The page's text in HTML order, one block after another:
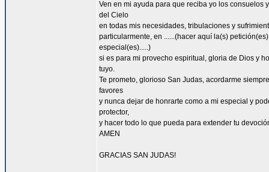
Ven en mi ayuda para que reciba yo los consuelos
del Cielo
en todas mis necesidades, tribulaciones y
particularmente, en ......(hacer aquí la(s) petición(es)
especial(es).....)
si es para mi provecho espiritual, gloria de Dios y
tuyo.
Te prometo, glorioso San Judas, acordarme
favores
y nunca dejar de honrarte como a mi especial y
protector,
y hacer todo lo que pueda para extender tu
AMEN
GRACIAS SAN JUDAS!